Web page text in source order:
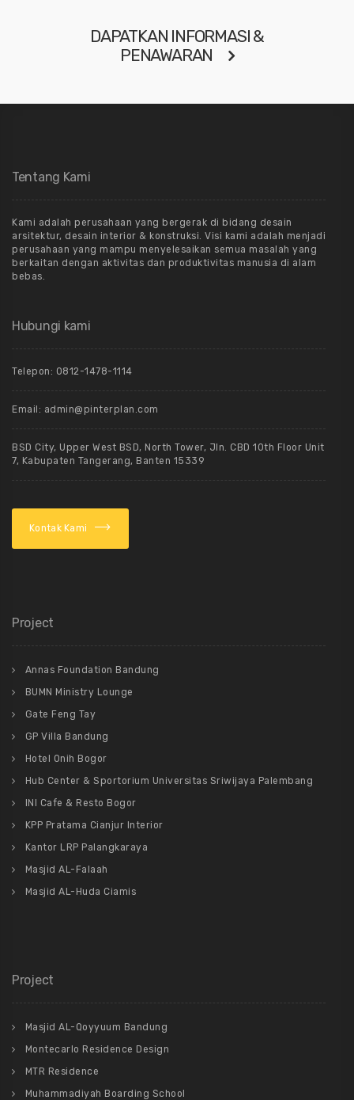
DAPATKAN INFORMASI &
PENAWARAN
Tentang Kami
Kami adalah perusahaan yang bergerak di bidang desain
arsitektur, desain interior & konstruksi. Visi kami adalah menjadi
perusahaan yang mampu menyelesaikan semua masalah yang
berkaitan dengan aktivitas dan produktivitas manusia di alam
bebas.
Hubungi kami
Telepon: 0812-1478-1114
Email: admin@pinterplan.com
BSD City, Upper West BSD, North Tower, Jln. CBD 10th Floor Unit
7, Kabupaten Tangerang, Banten 15339
Kontak Kami
Project
Annas Foundation Bandung
BUMN Ministry Lounge
Gate Feng Tay
GP Villa Bandung
Hotel Onih Bogor
Hub Center & Sportorium Universitas Sriwijaya Palembang
INI Cafe & Resto Bogor
KPP Pratama Cianjur Interior
Kantor LRP Palangkaraya
Masjid AL-Falaah
Masjid AL-Huda Ciamis
Project
Masjid AL-Qoyyuum Bandung
Montecarlo Residence Design
MTR Residence
Muhammadiyah Boarding School